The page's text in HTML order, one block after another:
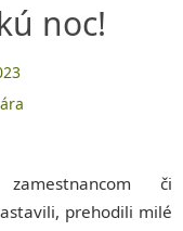
noc!
či
prehodili milé